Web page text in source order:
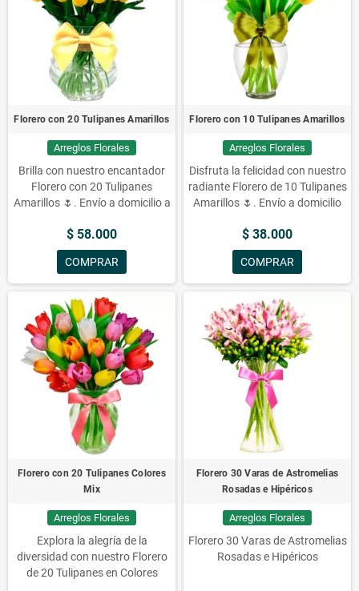
de flores
Florero con 20 Tulipanes Amarillos
Arreglos Florales
Brilla con nuestro encantador
Florero con 20 Tulipanes
Amarillos 🌷. Envío a domicilio a
¡Ilumina con su alegría en
Rosasadomicilio.cl!
$ 58.000
COMPRAR
Florero con 10 Tulipanes Amarillos
Arreglos Florales
Disfruta la felicidad con nuestro
radiante Florero de 10 Tulipanes
Amarillos 🌷. Envío a domicilio
brillo en Rosasadomicilio.cl!
$ 38.000
COMPRAR
Florero con 20 Tulipanes Colores
Mix
Arreglos Florales
Explora la alegría de la
diversidad con nuestro Florero
de 20 Tulipanes en Colores
Florero 30 Varas de Astromelias
Rosadas e Hipéricos
Arreglos Florales
Florero 30 Varas de Astromelias
Rosadas e Hipéricos